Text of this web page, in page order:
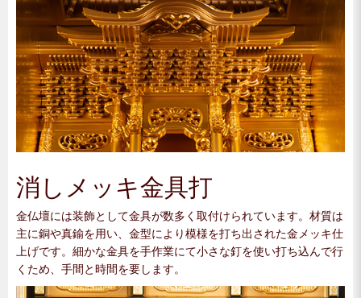
消しメッキ金具打
金仏壇には装飾として金具が数多く取付けられています。材質は
主に銅や真鍮を用い、金型により模様を打ち出された金メッキ仕
上げです。細かな金具を手作業にて小さな釘を使い打ち込んで行
くため、手間と時間を要します。